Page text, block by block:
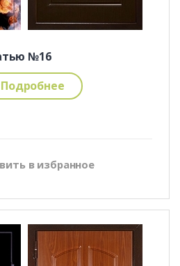
№16
Подробнее
в избранное